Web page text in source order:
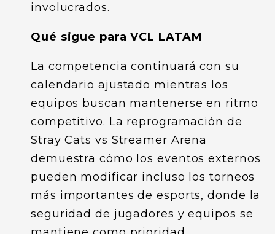
involucrados.
Qué sigue para VCL LATAM
La competencia continuará con su
calendario ajustado mientras los
equipos buscan mantenerse en ritmo
competitivo. La reprogramación de
Stray Cats vs Streamer Arena
demuestra cómo los eventos externos
pueden modificar incluso los torneos
más importantes de esports, donde la
seguridad de jugadores y equipos se